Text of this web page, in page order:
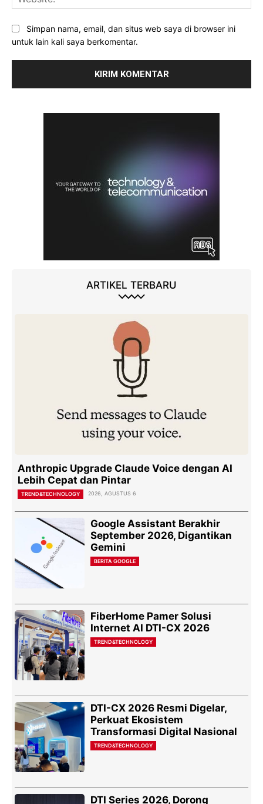
Simpan nama, email, dan situs web saya di browser ini
untuk lain kali saya berkomentar.
ARTIKEL TERBARU
Anthropic Upgrade Claude Voice dengan AI
Lebih Cepat dan Pintar
TREND&TECHNOLOGY 2026, AGUSTUS 6
Google Assistant Berakhir
September 2026, Digantikan
Gemini
BERITA GOOGLE
FiberHome Pamer Solusi
Internet AI DTI-CX 2026
TREND&TECHNOLOGY
DTI-CX 2026 Resmi Digelar,
Perkuat Ekosistem
Transformasi Digital Nasional
TREND&TECHNOLOGY
DTI Series 2026, Dorong